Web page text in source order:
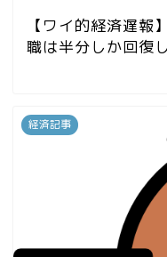
【ワイ的経済遅
職は半分しか回復
経済記事